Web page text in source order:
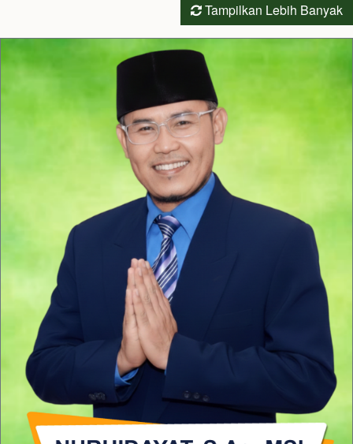
Tampilkan Lebih Banyak